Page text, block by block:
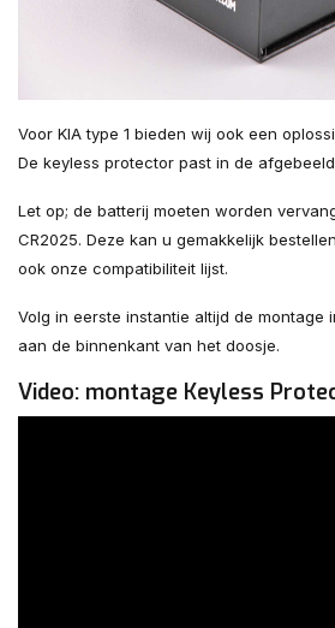
Voor KIA type 1 bieden wij ook een
De keyless protector past in de
Let op; de batterij moeten worden
CR2025. Deze kan u gemakkelijk
ook onze compatibiliteit lijst.
Volg in eerste instantie altijd de montage
aan de binnenkant van het doosje.
Video: montage Keyless